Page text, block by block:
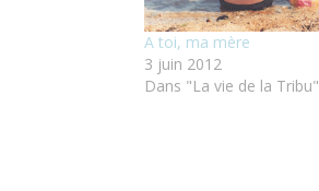
A toi, ma mère
3 juin 2012
Dans "La vie de la Tribu"